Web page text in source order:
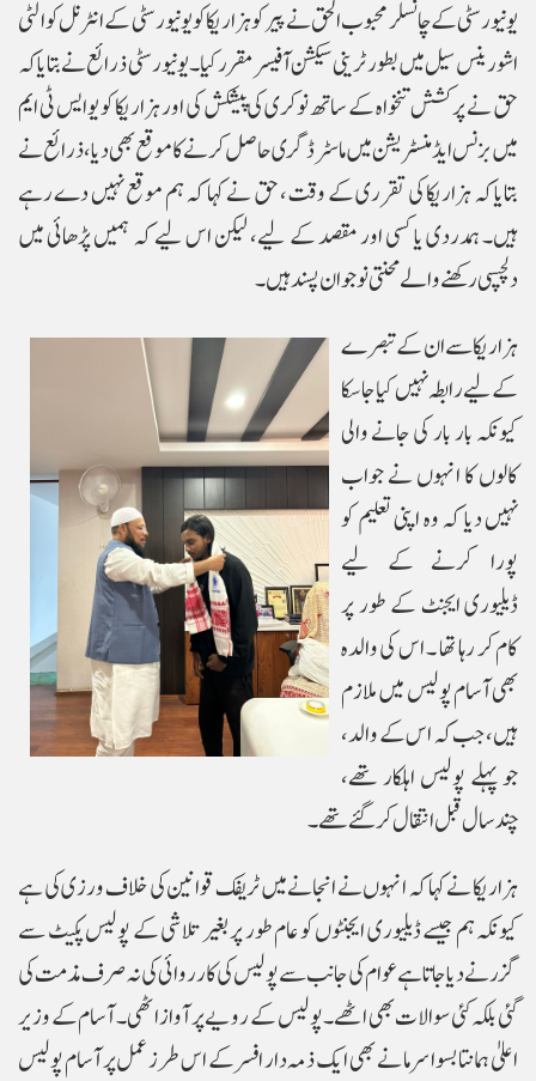
یونیورسٹی کے چانسلر محبوب الحق نے پیر کو ہزاریکا کو یونیورسٹی کے انٹرنل کوالٹی
اشورینس سیل میں بطور ٹرینی سیکشن آفیسر مقرر کیا۔ یونیورسٹی ذرائع نے بتایا کہ
حق نے پرکشش تنخواہ کے ساتھ نوکری کی پیشکش کی اور ہزاریکا کو یو ایس ٹی ایم
میں بزنس ایڈمنسٹریشن میں ماسٹر ڈگری حاصل کرنے کا موقع بھی دیا، ذرائع نے
بتایا کہ ہزاریکا کی تقرری کے وقت، حق نے کہا کہ ہم موقع نہیں دے رہے
ہیں۔ ہمدردی یا کسی اور مقصد کے لیے، لیکن اس لیے کہ ہمیں پڑھائی میں
دلچسپی رکھنے والے محنتی نوجوان پسند ہیں۔
ہزاریکا سے ان کے تبصرے
کے لیے رابطہ نہیں کیا جا سکا
کیونکہ بار بار کی جانے والی
کالوں کا انہوں نے جواب
نہیں دیا کہ وہ اپنی تعلیم کو
پورا کرنے کے لیے
ڈیلیوری ایجنٹ کے طور پر
کام کر رہا تھا ۔ اس کی والدہ
بھی آسام پولیس میں ملازم
ہیں، جب کہ اس کے والد،
جو پہلے پولیس اہلکار تھے،
چند سال قبل انتقال کر گئے تھے۔
ہزاریکا نے کہا کہ انہوں نے انجانے میں ٹریفک قوانین کی خلاف ورزی کی ہے
کیونکہ ہم جیسے ڈیلیوری ایجنٹوں کو عام طور پر بغیر تلاشی کے پولیس پکیٹ سے
گزرنے دیا جاتا ہے عوام کی جانب سے پولیس کی کارروائی کی نہ صرف مذمت کی
گئی بلکہ کئی سوالات بھی اٹھے۔ پولیس کے رویے پر آواز اٹھی۔ آسام کے وزیر
اعلیٰ ہمانتا بسوا سرما نے بھی ایک ذمہ دار افسر کے اس طرز عمل پر آسام پولیس